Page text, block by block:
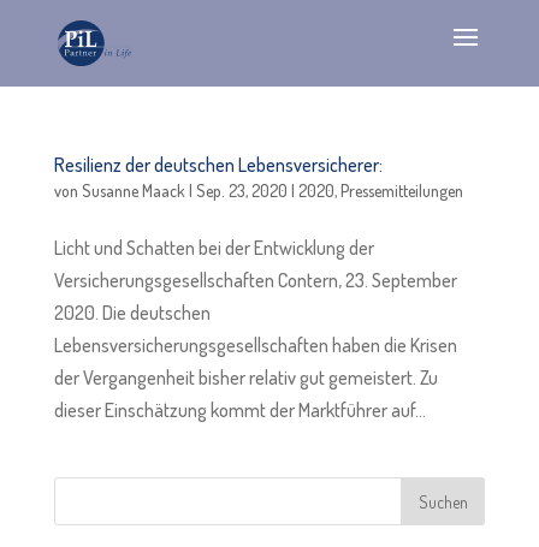
Resilienz der deutschen Lebensversicherer:
von Susanne Maack | Sep. 23, 2020 | 2020,Pressemitteilungen
Licht und Schatten bei der Entwicklung der
Versicherungsgesellschaften Contern, 23. September
2020. Die deutschen
Lebensversicherungsgesellschaften haben die Krisen
der Vergangenheit bisher relativ gut gemeistert. Zu
dieser Einschätzung kommt der Marktführer auf...